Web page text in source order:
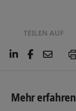
TEILEN AUF
L
e
d
F
o
E
l
Mehr erfahren